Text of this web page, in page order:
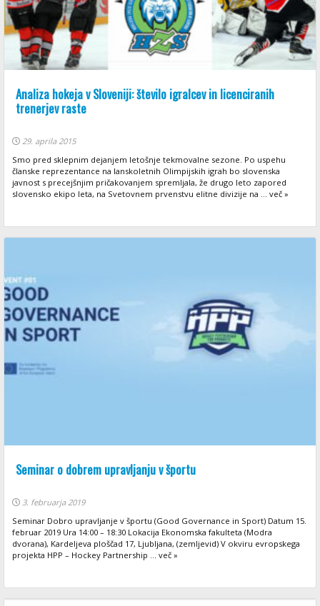
Analiza hokeja v Sloveniji: število igralcev in licenciranih
trenerjev raste
29. aprila 2015
Smo pred sklepnim dejanjem letošnje tekmovalne sezone. Po uspehu
članske reprezentance na lanskoletnih Olimpijskih igrah bo slovenska
javnost s precejšnjim pričakovanjem spremljala, že drugo leto zapored
slovensko ekipo leta, na Svetovnem prvenstvu elitne divizije na ... več »
Seminar o dobrem upravljanju v športu
3. februarja 2019
Seminar Dobro upravljanje v športu (Good Governance in Sport) Datum 15.
februar 2019 Ura 14:00 – 18:30 Lokacija Ekonomska fakulteta (Modra
dvorana), Kardeljeva ploščad 17, Ljubljana, (zemljevid) V okviru evropskega
projekta HPP – Hockey Partnership ... več »